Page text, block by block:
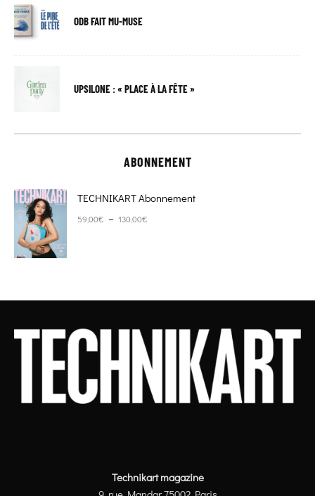
ODB FAIT MU-MUSE
UPSILONE : « PLACE À LA FÊTE »
ABONNEMENT
TECHNIKART Abonnement
59,00€ – 130,00€
Technikart magazine